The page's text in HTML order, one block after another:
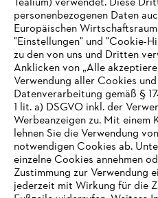
Unternehmen
Häufig gestellte Fragen
Service
IHR BROWSER
UNTERSTÜTZT
Sie nutzen einen Browser, den
personenbezogenen Daten
Europäischen
"Einstellungen" und "Cookie-
zu den von uns und Dritten
Anklicken von „Alle
Verwendung aller Cookies
Datenverarbeitung gemäß §
1 lit. a) DSGVO inkl. der
Werbeanzeigen zu. Mit einem
lehnen Sie die Verwendung
notwendigen Cookies ab.
einzelne Cookies annehmen
Zustimmung zur Verwendung
jederzeit mit Wirkung für die